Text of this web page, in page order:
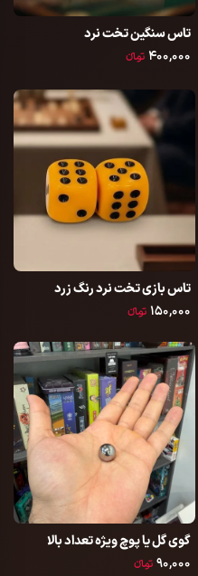
تاس سنگین تخت نرد
۴۰۰,۰۰۰ تومانءء
تاس بازی تخت نرد رنگ زرد
۱۵۰,۰۰۰ تومانءء
گوی گل یا پوچ ویژه تعداد بالا
۹۰,۰۰۰ تومانءء